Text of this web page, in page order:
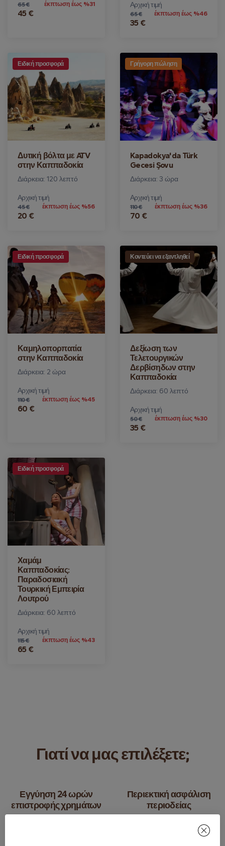
65 €
45 €
έκπτωση έως %31 Αρχική τιμή
65 €
35 €
έκπτωση έως %46
Ειδική προσφορά
Δυτική βόλτα με ATV
στην Καππαδοκία
Διάρκεια: 120 λεπτό
Αρχική τιμή
45 €
20 €
έκπτωση έως %56
Γρήγορη πώληση
Kapadokya'da Türk
Gecesi Şovu
Διάρκεια: 3 ώρα
Αρχική τιμή
110 €
70 €
έκπτωση έως %36
Ειδική προσφορά
Καμηλοπορπατία
στην Καππαδοκία
Διάρκεια: 2 ώρα
Αρχική τιμή
110 €
60 €
έκπτωση έως %45
Κοντεύει να εξαντληθεί
Δεξίωση των
Τελετουργικών
Δερβίσηδων στην
Καππαδοκία
Διάρκεια: 60 λεπτό
Αρχική τιμή
50 €
35 €
έκπτωση έως %30
Ειδική προσφορά
Χαμάμ
Καππαδοκίας:
Παραδοσιακή
Τουρκική Εμπειρία
Λουτρού
Διάρκεια: 60 λεπτό
Αρχική τιμή
115 €
65 €
έκπτωση έως %43
Γιατί να μας επιλέξετε;
Εγγύηση 24 ωρών
επιστροφής χρημάτων
Περιεκτική ασφάλιση
περιοδείας
Κάθε πτήση είναι πλήρως
ασφαλισμένη, ώστε να μπορείτε